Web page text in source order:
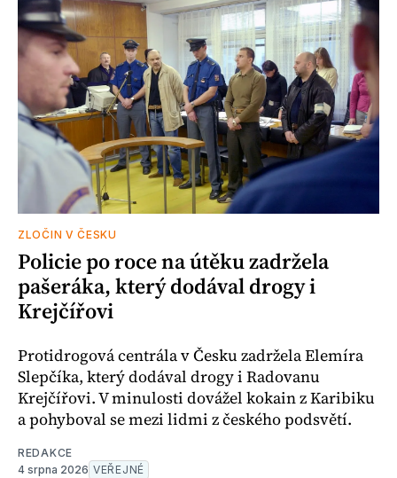
ZLOČIN V ČESKU
Policie po roce na útěku zadržela
pašeráka, který dodával drogy i
Krejčířovi
Protidrogová centrála v Česku zadržela Elemíra
Slepčíka, který dodával drogy i Radovanu
Krejčířovi. V minulosti dovážel kokain z Karibiku
a pohyboval se mezi lidmi z českého podsvětí.
REDAKCE
4 srpna 2026 VEŘEJNÉ